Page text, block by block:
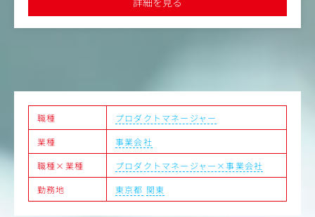
2.コミュニティのカルチャー醸成
定義します。
3.共創型プロジェクトマネジメント
・越境する連携：クリエイティブ、マーケ、マネタイズ。
異なる専門性を持つプロを「最高のユーザー体験」という
旗印のもとに巻き込み、プロジェクトを加速させます。
職種
プロダクトマネージャー
業種
事業会社
職種×業種
プロダクトマネージャー×事業会社
勤務地
東京都 関東